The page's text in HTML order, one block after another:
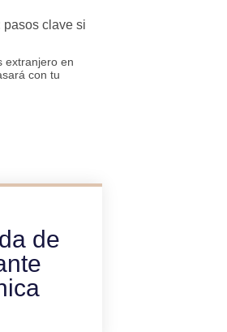
pasos clave si
extranjero en
con tu
de